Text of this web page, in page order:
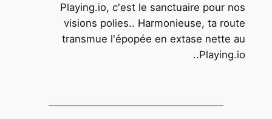
Playing.io, c'est le sanctuaire pour nos
visions polies.. Harmonieuse, ta route
transmue l'épopée en extase nette au
Playing.io..